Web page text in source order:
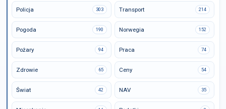
Policja 303 Transport 214
Pogoda 190 Norwegia 152
Pożary 94 Praca 74
Zdrowie 65 Ceny 54
Świat 42 NAV 35